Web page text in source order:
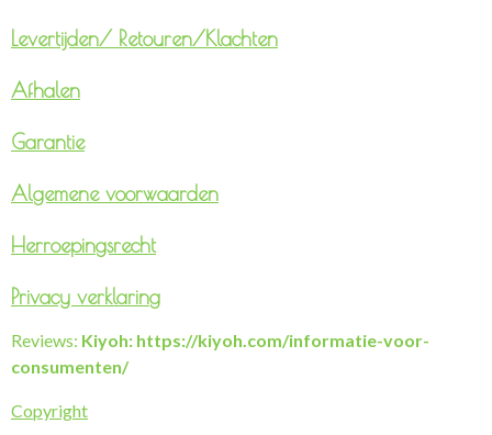
Levertijden/ Retouren/Klachten
Afhalen
Garantie
Algemene voorwaarden
Herroepingsrecht
Privacy verklaring
Reviews: Kiyoh: https://kiyoh.com/informatie-voor-
consumenten/
Copyright